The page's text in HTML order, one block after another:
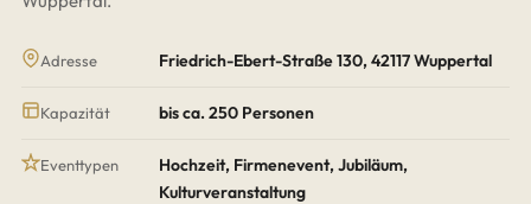
Adresse Friedrich-Ebert-Straße 130, 42117 Wuppertal
Kapazität bis ca. 250 Personen
Eventtypen
Hochzeit, Firmenevent, Jubiläum,
Kulturveranstaltung